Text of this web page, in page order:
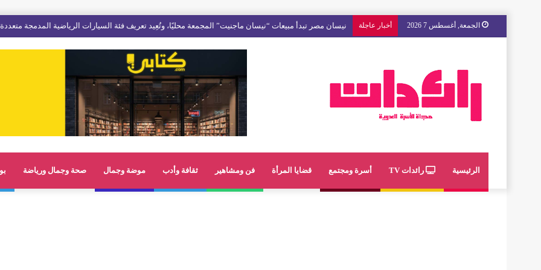
الجمعة, أغسطس 7 2026 أخبار عاجلة مع « The Next Ad » ، إنوي يُسند حملته الإعلانية المقبلة إلى الشباب المغربي
الرئيسية رائدات TV أسرة ومجتمع قضايا المرأة فن ومشاهير ثقافة وأدب موضة وجمال صحة وجمال ورياضة